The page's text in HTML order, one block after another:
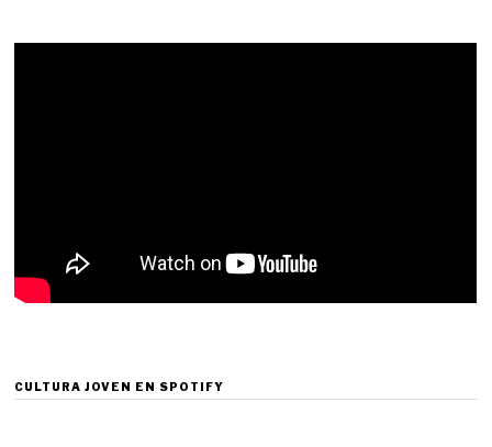
CULTURA JOVEN EN SPOTIFY